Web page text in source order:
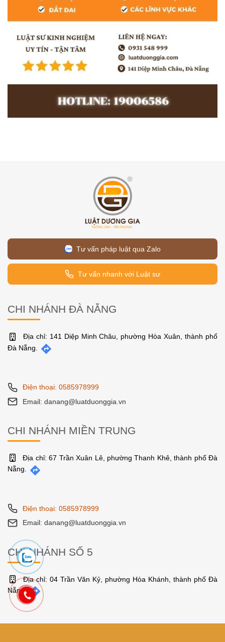
Tư vấn pháp luật qua Zalo
Tư vấn nhanh với Luật sư
CHI NHÁNH ĐÀ NẴNG
Địa chỉ: 141 Diệp Minh Châu, phường Hòa Xuân, thành phố
Đà Nẵng.
Điện thoại: 0585978999
Email: danang@luatduonggia.vn
CHI NHÁNH MIỀN TRUNG
Địa chỉ: 67 Trần Xuân Lê, phường Thanh Khê, thành phố Đà
Nẵng.
Điện thoại: 0585978999
Email: danang@luatduonggia.vn
CHI NHÁNH SỐ 5
Địa chỉ: 04 Trần Văn Kỷ, phường Hòa Khánh, thành phố Đà
Nẵng.